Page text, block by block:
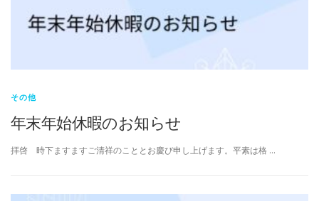
その他
年末年始休暇のお知らせ
拝啓 時下ますますご清祥のこととお慶び申し上げます。平素は格 …